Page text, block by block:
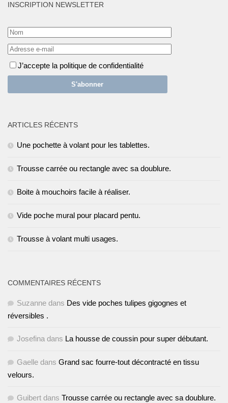
INSCRIPTION NEWSLETTER
J’accepte la politique de confidentialité
ARTICLES RÉCENTS
Une pochette à volant pour les tablettes.
Trousse carrée ou rectangle avec sa doublure.
Boite à mouchoirs facile à réaliser.
Vide poche mural pour placard pentu.
Trousse à volant multi usages.
COMMENTAIRES RÉCENTS
Suzanne dans Des vide poches tulipes gigognes et
réversibles .
Josefina dans La housse de coussin pour super débutant.
Gaelle dans Grand sac fourre-tout décontracté en tissu
velours.
Guibert dans Trousse carrée ou rectangle avec sa doublure.